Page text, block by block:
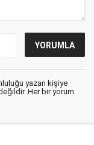
yazan kişiye
Her bir yorum